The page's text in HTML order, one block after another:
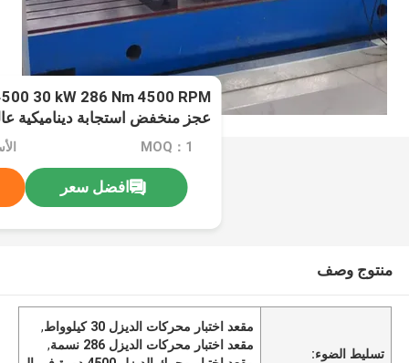
30 kW 286 Nm 4500 RPM
عجز منخفض استجابة ديناميكية
محركات الديزل
MOQ：1
افضل سعر
منتوج وصف
تسليط الضوء:
مقعد اختبار محركات الديزل 30 كيلوواط
,
مقعد اختبار محركات الديزل 286 نسمة
,